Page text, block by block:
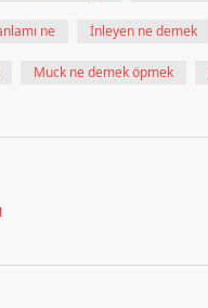
ne İnleyen ne demek
Muck ne demek öpmek